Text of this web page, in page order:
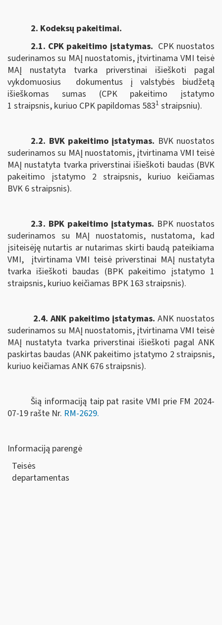
2. Kodeksų pakeitimai.
2.1. CPK pakeitimo įstatymas. CPK nuostatos
suderinamos su MAĮ nuostatomis, įtvirtinama VMI teisė
MAĮ nustatyta tvarka priverstinai išieškoti pagal
vykdomuosius dokumentus į valstybės biudžetą
išieškomas sumas (CPK pakeitimo įstatymo
1 straipsnis, kuriuo CPK papildomas 5831 straipsniu).
2.2. BVK pakeitimo įstatymas. BVK nuostatos
suderinamos su MAĮ nuostatomis, įtvirtinama VMI teisė
MAĮ nustatyta tvarka priverstinai išieškoti baudas (BVK
pakeitimo įstatymo 2 straipsnis, kuriuo keičiamas
BVK 6 straipsnis).
2.3. BPK pakeitimo įstatymas. BPK nuostatos
suderinamos su MAĮ nuostatomis, nustatoma, kad
įsiteisėję nutartis ar nutarimas skirti baudą pateikiama
VMI,
įtvirtinama VMI teisė priverstinai MAĮ nustatyta
tvarka išieškoti baudas (BPK pakeitimo įstatymo 1
straipsnis, kuriuo keičiamas BPK 163 straipsnis).
2.4. ANK pakeitimo įstatymas. ANK nuostatos
suderinamos su MAĮ nuostatomis, įtvirtinama VMI teisė
MAĮ nustatyta tvarka priverstinai išieškoti pagal ANK
paskirtas baudas (ANK pakeitimo įstatymo 2 straipsnis,
kuriuo keičiamas ANK 676 straipsnis).
Šią informaciją taip pat rasite VMI prie FM 2024-
07-19 rašte Nr. RM-2629.
Informaciją parengė
Teisės